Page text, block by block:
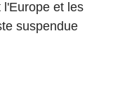
et les
suspendue